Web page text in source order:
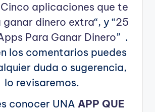
Cinco aplicaciones que te
ganar dinero extra“, y “25
Para Ganar Dinero” .
los comentarios puedes
duda o sugerencia,
lo revisaremos.
conocer UNA APP QUE